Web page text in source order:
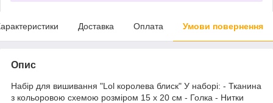
Доставка Оплата Умови повернення
Опис
Набір для вишивання "Lol королева блиск" У наборі: - Тканина
з кольоровою схемою розміром 15 х 20 см - Голка - Нитки